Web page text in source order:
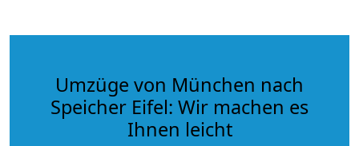
Umzüge von München nach
Speicher Eifel: Wir machen es
Ihnen leicht